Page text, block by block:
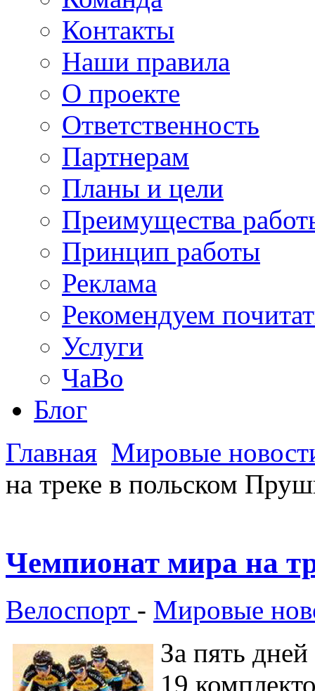
Контакты
Наши правила
О проекте
Ответственность
Партнерам
Планы и цели
Преимущества
Принцип работы
Реклама
Рекомендуем
Услуги
ЧаВо
Блог
Главная Мировые
на треке в польском
Чемпионат мира на
Велоспорт - Мировые
За пять
19